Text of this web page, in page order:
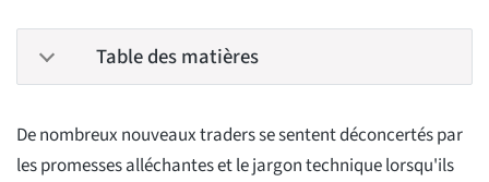
Table des matières
De nombreux nouveaux traders se sentent déconcertés par
les promesses alléchantes et le jargon technique lorsqu'ils